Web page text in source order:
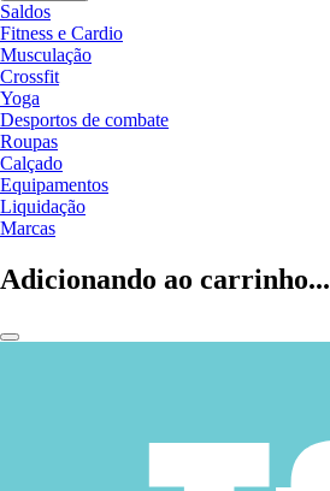
Saldos
Fitness e Cardio
Musculação
Crossfit
Yoga
Desportos de combate
Roupas
Calçado
Equipamentos
Liquidação
Marcas
Adicionando ao carrinho...